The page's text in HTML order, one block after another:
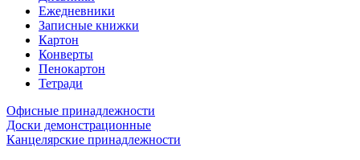
Ежедневники
Записные книжки
Картон
Конверты
Пенокартон
Тетради
Офисные принадлежности
Доски демонстрационные
Канцелярские принадлежности